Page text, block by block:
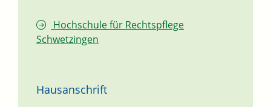
Hochschule für Rechtspflege
Schwetzingen
Hausanschrift